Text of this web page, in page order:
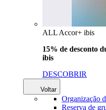
ALL Accor+ ibis
15% de desconto
ibis
DESCOBRIR
Voltar
Organização
Reserva de